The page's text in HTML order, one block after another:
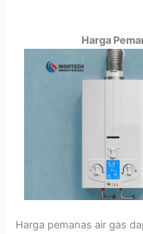
Harga
Harga pemanas air gas